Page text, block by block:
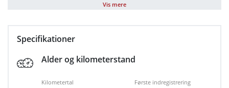
Airbag
Dæktrykssensor
Reolsystemer i varekasse
Vis mere
Specifikationer
Alder og kilometerstand
Kilometertal Første indregistrering